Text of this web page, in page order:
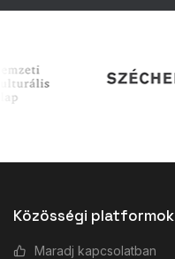
Közösségi platformok
Maradj kapcsolatban